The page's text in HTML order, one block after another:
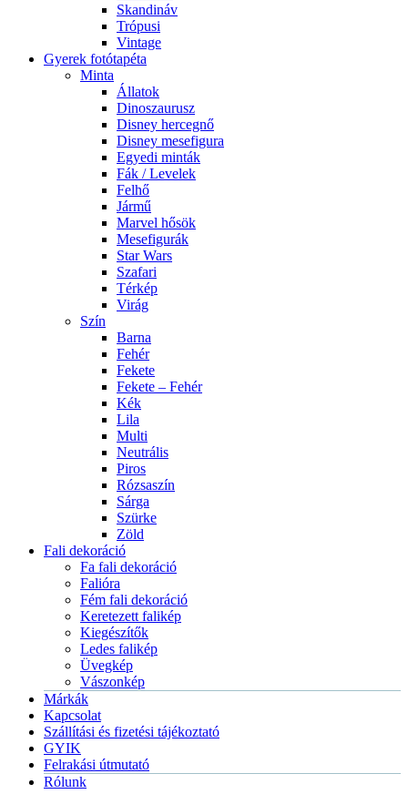
Skandináv
Trópusi
Vintage
Gyerek fotótapéta
Minta
Állatok
Dinoszaurusz
Disney hercegnő
Disney mesefigura
Egyedi minták
Fák / Levelek
Felhő
Jármű
Marvel hősök
Mesefigurák
Star Wars
Szafari
Térkép
Virág
Szín
Barna
Fehér
Fekete
Fekete – Fehér
Kék
Lila
Multi
Neutrális
Piros
Rózsaszín
Sárga
Szürke
Zöld
Fali dekoráció
Fa fali dekoráció
Falióra
Fém fali dekoráció
Keretezett falikép
Kiegészítők
Ledes falikép
Üvegkép
Vászonkép
Márkák
Kapcsolat
Szállítási és fizetési tájékoztató
GYIK
Felrakási útmutató
Rólunk